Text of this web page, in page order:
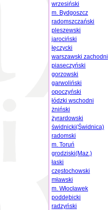
wrzesiński
m. Bydgoszcz
radomszczański
pleszewski
jarociński
łęczycki
warszawski zachodni
piaseczyński
gorzowski
garwoliński
opoczyński
łódzki wschodni
żniński
żyrardowski
świdnicki(Świdnica)
radomski
m. Toruń
grodziski(Maz.)
łaski
częstochowski
mławski
m. Włocławek
poddębicki
radzyński